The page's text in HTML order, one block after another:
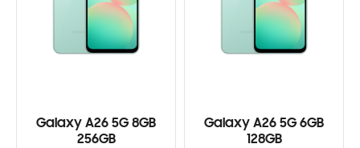
Galaxy A26 5G 8GB
256GB
Galaxy A26 5G 6GB
128GB